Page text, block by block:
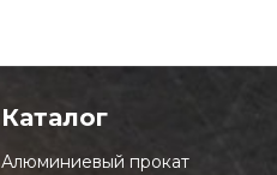
Каталог
Алюминиевый прокат